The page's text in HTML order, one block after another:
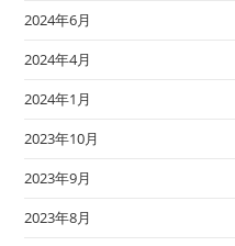
2024年6月
2024年4月
2024年1月
2023年10月
2023年9月
2023年8月